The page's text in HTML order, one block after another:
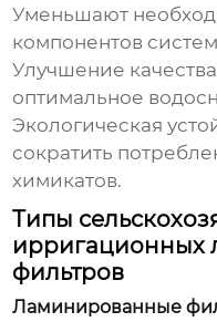
Уменьшают
компонентов
Улучшение
оптимальное
Экологическая
сократить
химикатов.
Типы
ирригационных
фильтров
Ламинированные